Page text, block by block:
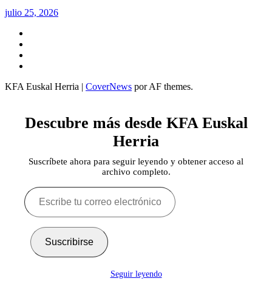
julio 25, 2026
KFA Euskal Herria | CoverNews por AF themes.
Descubre más desde KFA Euskal
Herria
Suscríbete ahora para seguir leyendo y obtener acceso al
archivo completo.
Escribe
tu
correo
Suscribirse
Seguir leyendo